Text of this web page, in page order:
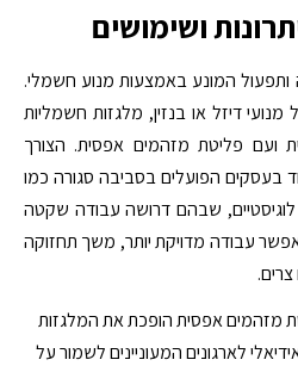
ושימושים
המונע באמצעות מנוע חשמלי.
דיזל או בנזין, מלגזות חשמליות
ועם פליטת מזהמים אפסית. הצורך
בעסקים הפועלים בסביבה סגורה כמו
שבהם דרושה עבודה שקטה
עבודה מדויקת יותר, משך תחזוקה
מזהמים אפסית הופכת את המלגזות
לארגונים המעוניינים לשמור על